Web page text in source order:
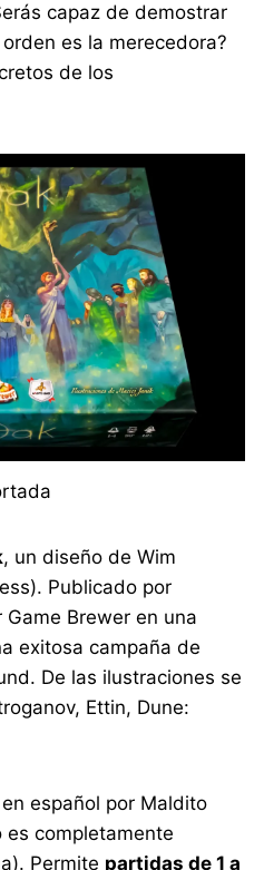
capaz de demostrar
es la merecedora?
de los
, un diseño de Wim
Publicado por
Brewer en una
exitosa campaña de
De las ilustraciones se
Ettin, Dune:
español por Maldito
es completamente
Permite partidas de 1 a